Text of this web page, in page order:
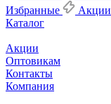
Избранные
Акции
Каталог
Акции
Оптовикам
Контакты
Компания